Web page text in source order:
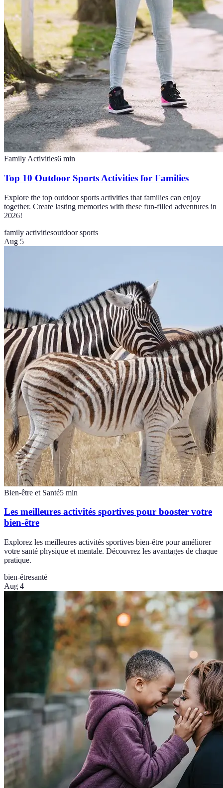
Family Activities6 min
Top 10 Outdoor Sports Activities for Families
Explore the top outdoor sports activities that families can enjoy
together. Create lasting memories with these fun-filled adventures in
2026!
family activitiesoutdoor sports
Aug 5
Bien-être et Santé5 min
Les meilleures activités sportives pour booster votre
bien-être
Explorez les meilleures activités sportives bien-être pour améliorer
votre santé physique et mentale. Découvrez les avantages de chaque
pratique.
bien-êtresanté
Aug 4